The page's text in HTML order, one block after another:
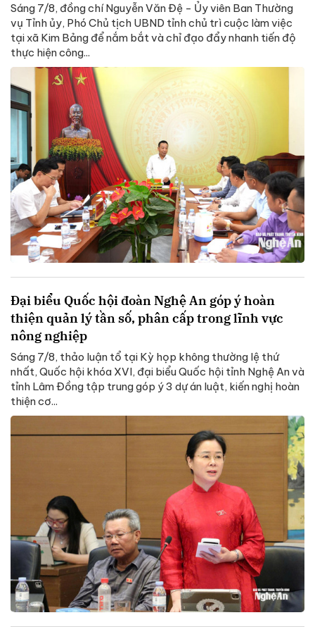
Sáng 7/8, đồng chí Nguyễn Văn Đệ - Ủy viên Ban Thường
vụ Tỉnh ủy, Phó Chủ tịch UBND tỉnh chủ trì cuộc làm việc
tại xã Kim Bảng để nắm bắt và chỉ đạo đẩy nhanh tiến độ
thực hiện công...
Đại biểu Quốc hội đoàn Nghệ An góp ý hoàn
thiện quản lý tần số, phân cấp trong lĩnh vực
nông nghiệp
Sáng 7/8, thảo luận tổ tại Kỳ họp không thường lệ thứ
nhất, Quốc hội khóa XVI, đại biểu Quốc hội tỉnh Nghệ An và
tỉnh Lâm Đồng tập trung góp ý 3 dự án luật, kiến nghị hoàn
thiện cơ...